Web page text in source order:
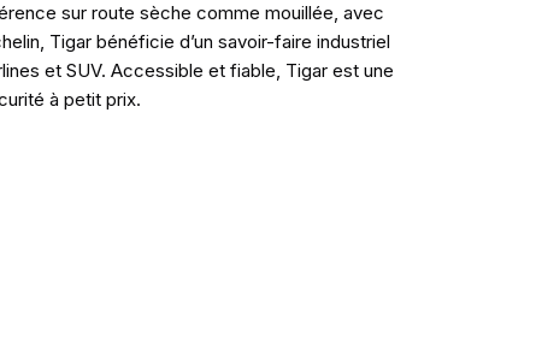
sur route sèche comme mouillée, avec
Tigar bénéficie d’un savoir-faire industriel
et SUV. Accessible et fiable, Tigar est une
à petit prix.